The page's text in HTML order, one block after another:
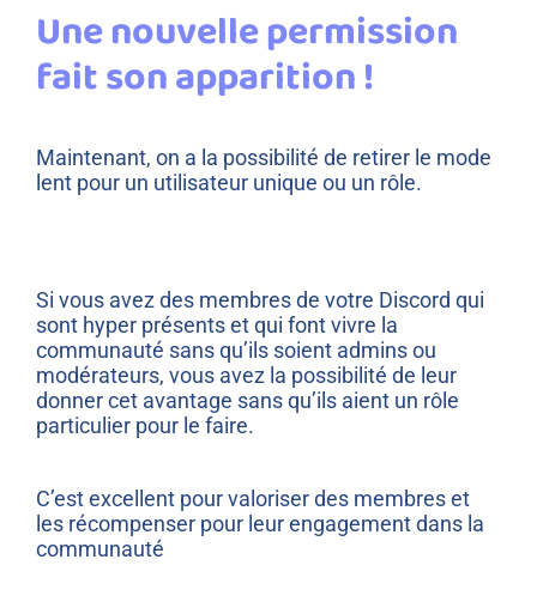
Une nouvelle permission
fait son apparition !
Maintenant, on a la possibilité de retirer le mode
lent pour un utilisateur unique ou un rôle.
Si vous avez des membres de votre Discord qui
sont hyper présents et qui font vivre la
communauté sans qu’ils soient admins ou
modérateurs, vous avez la possibilité de leur
donner cet avantage sans qu’ils aient un rôle
particulier pour le faire.
C’est excellent pour valoriser des membres et
les récompenser pour leur engagement dans la
communauté